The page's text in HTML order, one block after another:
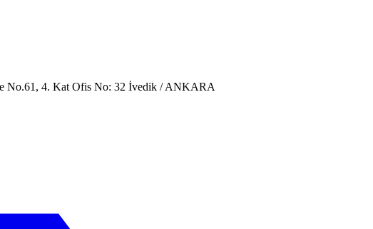
No.61, 4. Kat Ofis No: 32 İvedik / ANKARA